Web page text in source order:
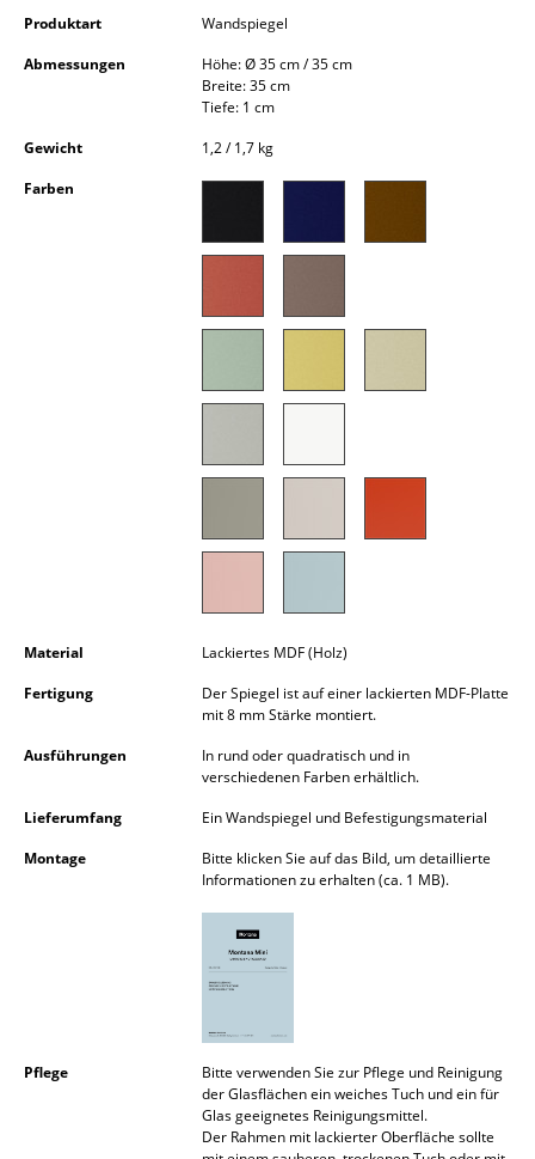
Barmöbel
Garderoben
Kleinaufbewahrung
Einzelteile
Hängeleuchten & Deckenleuchten
Schreibtischleuchten
Akkuleuchten
... alle Leuchten
Betten
Nachttische & Bettzubehör
Produktart
Wandspiegel
Abmessungen
Höhe: Ø 35 cm / 35 cm
Breite: 35 cm
Tiefe: 1 cm
Gewicht
1,2 / 1,7 kg
Farben
Material
Lackiertes MDF (Holz)
Fertigung
Der Spiegel ist auf einer lackierten MDF-Platte
mit 8 mm Stärke montiert.
Ausführungen
In rund oder quadratisch und in
verschiedenen Farben erhältlich.
Lieferumfang
Ein Wandspiegel und Befestigungsmaterial
Montage
Bitte klicken Sie auf das Bild, um detaillierte
Informationen zu erhalten (ca. 1 MB).
Pflege
Bitte verwenden Sie zur Pflege und Reinigung
der Glasflächen ein weiches Tuch und ein für
Glas geeignetes Reinigungsmittel.
Der Rahmen mit lackierter Oberfläche sollte